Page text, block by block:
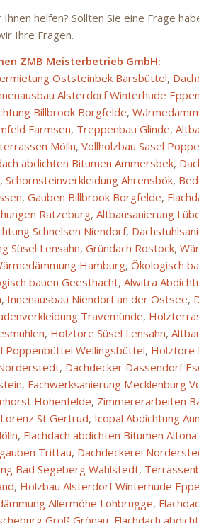
helfen? Sollten Sie eine Frage
Ihre Fragen.
ZMB Meisterbetrieb GmbH:
Oststeinbek Barsbüttel,
Alsterdorf Winterhude
Billbrook Borgfelde,
Farmsen, Treppenbau Glinde,
Mölln, Vollholzbau Sasel
abdichten Bitumen Ammersbek,
, Schornsteinverkleidung Ahrensbök,
, Gauben Billbrook Borgfelde,
Ratzeburg, Altbausanierung
Schnelsen Niendorf,
Süsel Lensahn, Gründach Rostock,
Hamburg, Ökologisch
bauen Geesthacht, Alwitra
, Innenausbau Niendorf an der Ostsee,
Travemünde,
, Holztore Süsel Lensahn,
Poppenbüttel Wellingsbüttel, Holztore
, Dachdecker Dassendorf
, Fachwerksanierung Mecklenburg
Hohenfelde, Zimmererarbeiten
St Gertrud, Icopal Abdichtung
, Flachdach abdichten Bitumen
Trittau, Dachdeckerei
Bad Segeberg Wahlstedt,
, Holzbau Alsterdorf Winterhude
Allermöhe Lohbrügge,
Groß Grönau Flachdach